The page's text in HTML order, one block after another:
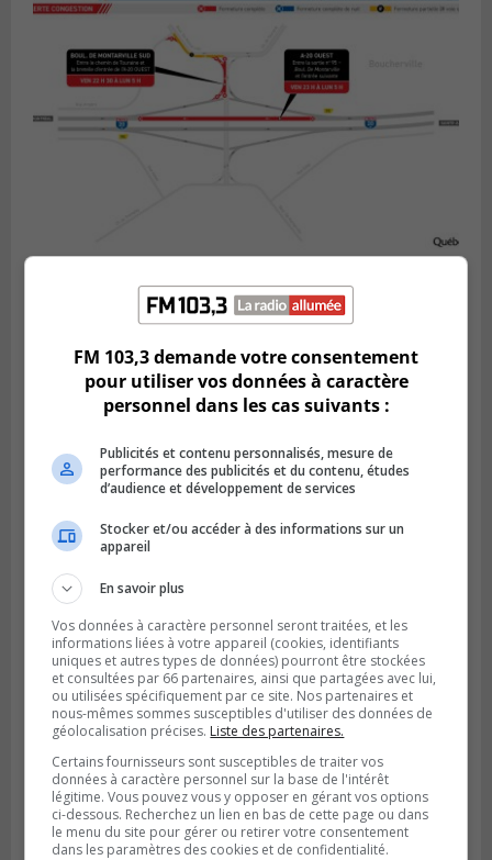
Publié le 5 août 2026 à 15h25
Le MTMD annonce des fermetures sur
l’autoroute 20 à Boucherville
VIEUX-LONGUEUIL
Publié le 31 juillet 2026 à 14h20
Le RTL dévoile sa nouvelle flotte de
transport adapté
FM 103,3 demande votre consentement
pour utiliser vos données à caractère
personnel dans les cas suivants :
Publicités et contenu personnalisés, mesure de
performance des publicités et du contenu, études
d’audience et développement de services
Stocker et/ou accéder à des informations sur un
appareil
En savoir plus
Vos données à caractère personnel seront traitées, et les
informations liées à votre appareil (cookies, identifiants
uniques et autres types de données) pourront être stockées
et consultées par 66 partenaires, ainsi que partagées avec lui,
ou utilisées spécifiquement par ce site. Nos partenaires et
nous-mêmes sommes susceptibles d'utiliser des données de
géolocalisation précises. Liste des partenaires.
Certains fournisseurs sont susceptibles de traiter vos
données à caractère personnel sur la base de l'intérêt
légitime. Vous pouvez vous y opposer en gérant vos options
ci-dessous. Recherchez un lien en bas de cette page ou dans
le menu du site pour gérer ou retirer votre consentement
dans les paramètres des cookies et de confidentialité.